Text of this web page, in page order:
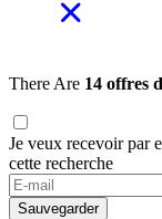
There Are 14 offres
Je veux recevoir par
cette recherche
Sauvegarder